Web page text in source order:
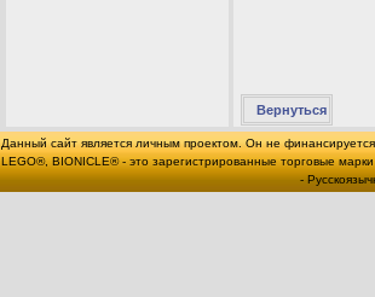
Вернуться
Данный сайт является личным проектом. Он не
LEGO®, BIONICLE® - это зарегистрированные торговые
-